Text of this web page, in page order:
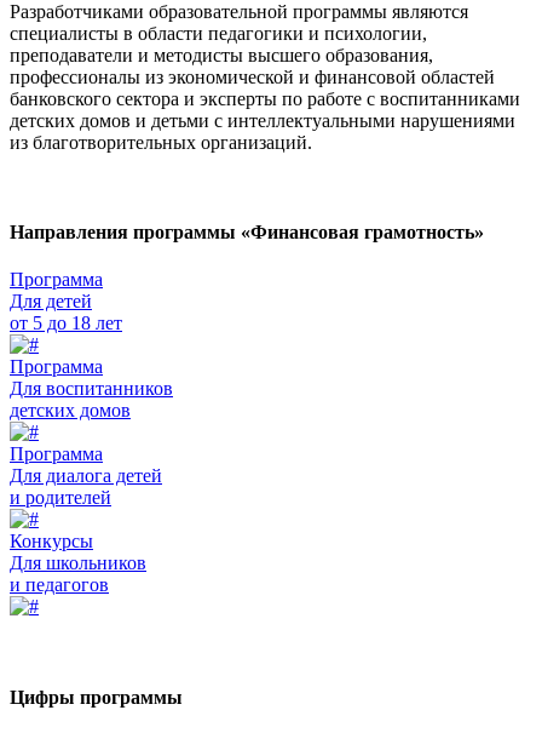
Разработчиками образовательной программы являются
специалисты в области педагогики и психологии,
преподаватели и методисты высшего образования,
профессионалы из экономической и финансовой областей
банковского сектора и эксперты по работе с воспитанниками
детских домов и детьми с интеллектуальными нарушениями
из благотворительных организаций.
Направления программы «Финансовая грамотность»
Программа
Для детей
от 5 до 18 лет
Программа
Для воспитанников
детских домов
Программа
Для диалога детей
и родителей
Конкурсы
Для школьников
и педагогов
Цифры программы